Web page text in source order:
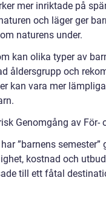
mer inriktade på
och läger ger
naturens under.
kan olika typer av
åldersgrupp och
kan vara mer
Genomgång av För-
”barnens
kostnad och
till ett fåtal